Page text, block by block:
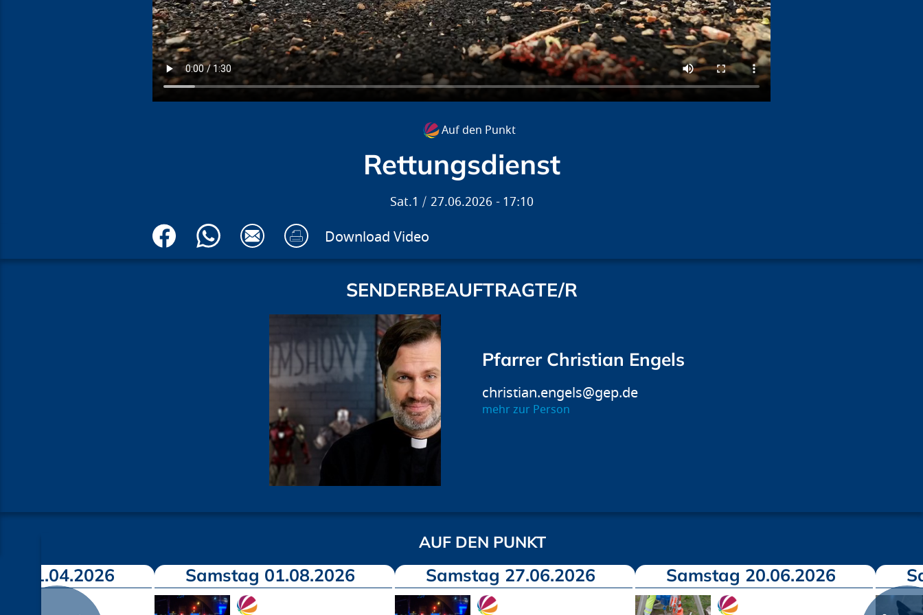
Auf den Punkt
Rettungsdienst
Sat.1 27.06.2026 17:10
Download Video
SENDERBEAUFTRAGTE/R
Pfarrer Christian Engels
christian.engels@gep.de
mehr zur Person
AUF DEN PUNKT
11.04.2026 Samstag 01.08.2026 Samstag 27.06.2026 Samstag 20.06.2026